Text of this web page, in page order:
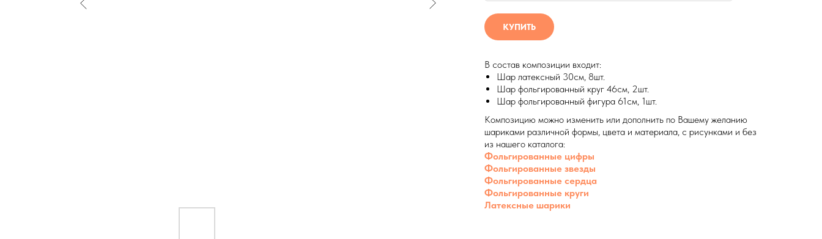
КУПИТЬ
В состав композиции входит:
Шар латексный 30см, 8шт.
Шар фольгированный круг 46см, 2шт.
Шар фольгированный фигура 61см, 1шт.
Композицию можно изменить или дополнить по Вашему желанию
шариками различной формы, цвета и материала, с рисунками и без
из нашего каталога:
Фольгированные цифры
Фольгированные звезды
Фольгированные сердца
Фольгированные круги
Латексные шарики